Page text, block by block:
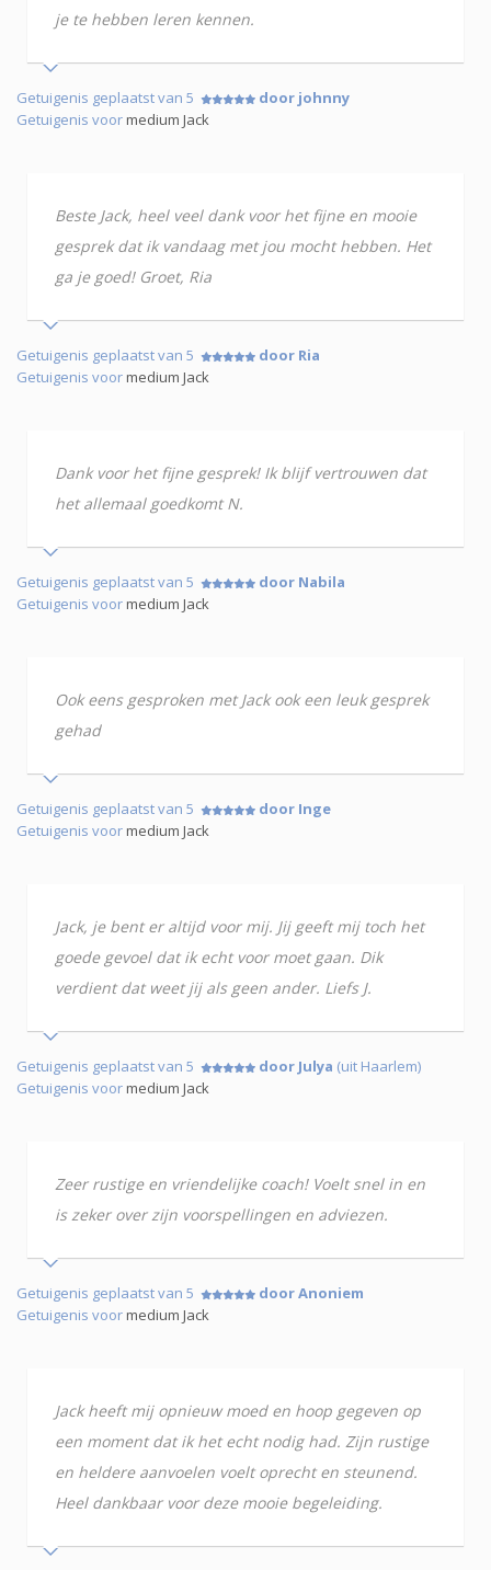
je te hebben leren kennen.
Getuigenis geplaatst van 5
door johnny
Getuigenis voormedium Jack
Beste Jack, heel veel dank voor het fijne en mooie
gesprek dat ik vandaag met jou mocht hebben. Het
ga je goed! Groet, Ria
Getuigenis geplaatst van 5
door Ria
Getuigenis voormedium Jack
Dank voor het fijne gesprek! Ik blijf vertrouwen dat
het allemaal goedkomt N.
Getuigenis geplaatst van 5
door Nabila
Getuigenis voormedium Jack
Ook eens gesproken met Jack ook een leuk gesprek
gehad
Getuigenis geplaatst van 5
door Inge
Getuigenis voormedium Jack
Jack, je bent er altijd voor mij. Jij geeft mij toch het
goede gevoel dat ik echt voor moet gaan. Dik
verdient dat weet jij als geen ander. Liefs J.
Getuigenis geplaatst van 5 door Julya (uit Haarlem)
Getuigenis voormedium Jack
Zeer rustige en vriendelijke coach! Voelt snel in en
is zeker over zijn voorspellingen en adviezen.
Getuigenis geplaatst van 5
door Anoniem
Getuigenis voormedium Jack
Jack heeft mij opnieuw moed en hoop gegeven op
een moment dat ik het echt nodig had. Zijn rustige
en heldere aanvoelen voelt oprecht en steunend.
Heel dankbaar voor deze mooie begeleiding.